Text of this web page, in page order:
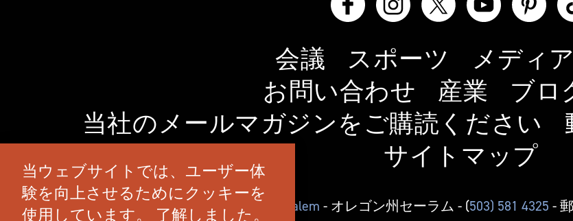
会議 スポーツ メディア
お問い合わせ
産業 ブロ
当社のメールマガジンをご購読ください
サイトマップ
© 2026 TravelSalem.com by Travel Salem - オレゴン州セーラム - (503) 581 4325 -
当ウェブサイトでは、ユーザー体
験を向上させるためにクッキーを
使用しています。 了解しました。